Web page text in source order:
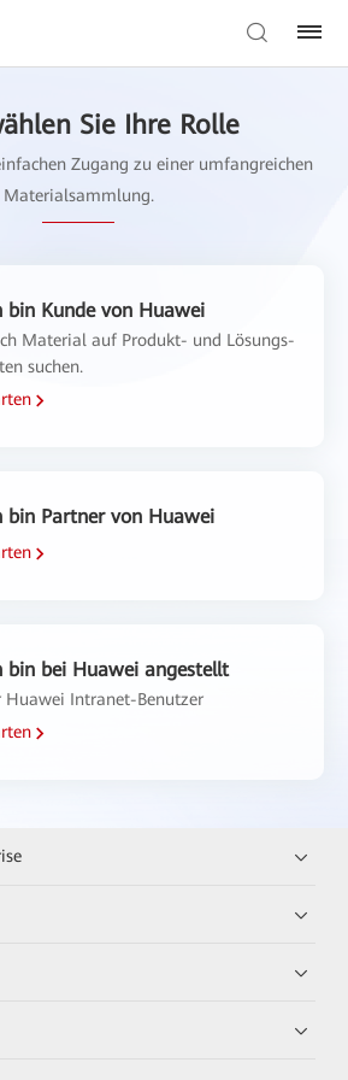
Sie Ihre Rolle
Zugang zu einer umfangreichen
Materialsammlung.
bin Kunde von Huawei
Material auf Produkt- und Lösungs-
suchen.
bin Partner von Huawei
bin bei Huawei angestellt
Huawei Intranet-Benutzer